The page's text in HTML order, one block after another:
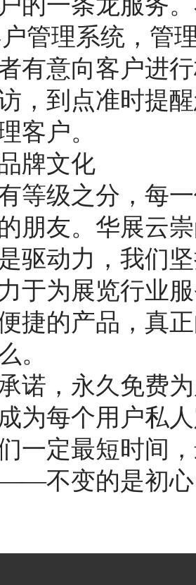
管理系统，管
有意向客户进
，到点准时提
客户。
牌文化
等级之分， 每
朋友。华展云
驱动力，我们
于为展览行业
捷的产品，真
。
诺，永久免费
为每个用户私
一定最短时间
不变的是初心